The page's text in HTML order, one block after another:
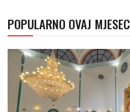
POPULARNO OVAJ MJESEC